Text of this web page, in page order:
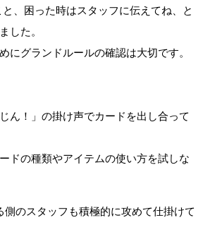
と、困った時はスタッフに伝えてね、と
した。
にグランドルールの確認は大切です。
ん！」の掛け声でカードを出し合って
ドの種類やアイテムの使い方を試しな
側のスタッフも積極的に攻めて仕掛けて